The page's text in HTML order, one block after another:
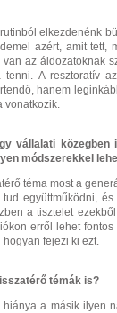
elkezdenénk
azért, amit tett,
van az áldozatoknak
tenni. A resztoratív
hanem
vonatkozik.
vállalati
módszerekkel
téma most a
együttműködni,
a tisztelet
erről lehet
hogyan fejezi ki ezt.
témák is?
hiánya a másik ilyen